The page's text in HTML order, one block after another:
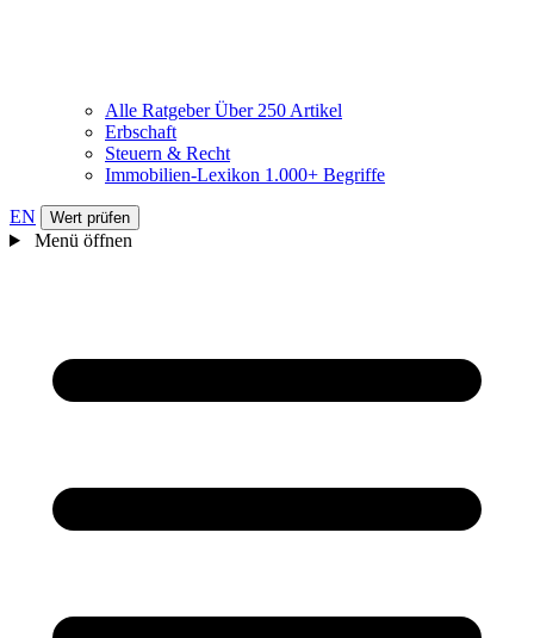
Alle RatgeberÜber 250 Artikel
Erbschaft
Steuern & Recht
Immobilien-Lexikon 1.000+ Begriffe
EN Wert prüfen
Menü öffnen